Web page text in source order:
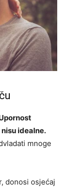
idealne.
mnoge
donosi osjećaj